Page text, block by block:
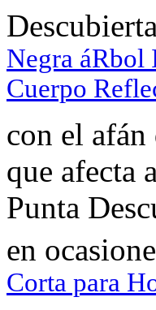
Negra áRbol
Cuerpo
con el
que afecta
Punta
en
Corta para